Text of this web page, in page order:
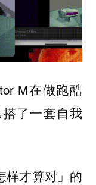
M在做跑酷
了一套自我
样才算对」的